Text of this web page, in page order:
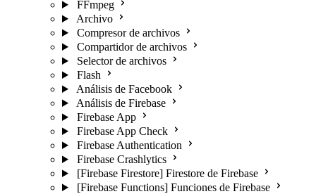
FFmpeg
Archivo
Compresor de archivos
Compartidor de archivos
Selector de archivos
Flash
Análisis de Facebook
Análisis de Firebase
Firebase App
Firebase App Check
Firebase Authentication
Firebase Crashlytics
[Firebase Firestore] Firestore de Firebase
[Firebase Functions] Funciones de Firebase